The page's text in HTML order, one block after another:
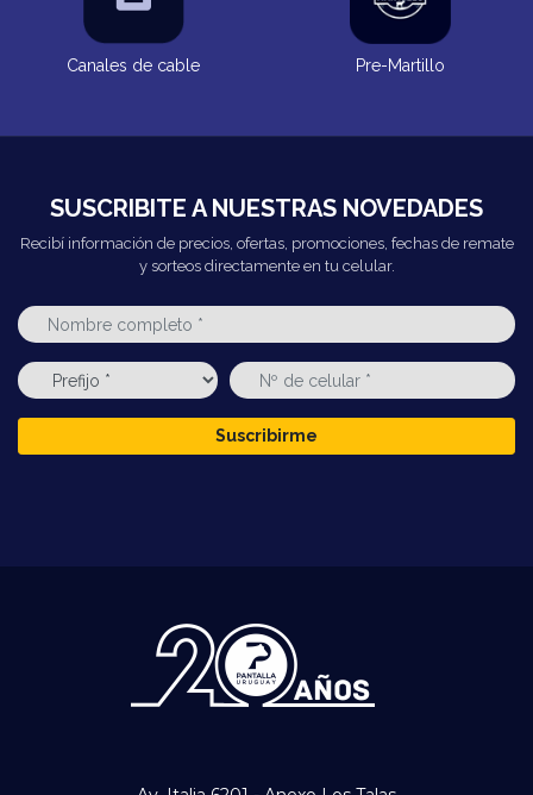
Canales de cable Pre-Martillo
SUSCRIBITE A NUESTRAS NOVEDADES
Recibí información de precios, ofertas, promociones, fechas de remate
y sorteos directamente en tu celular.
Suscribirme